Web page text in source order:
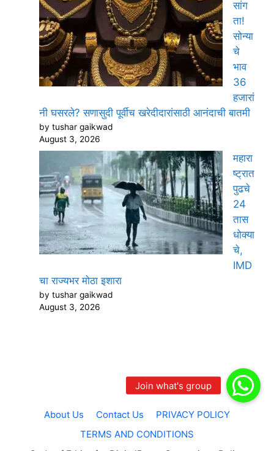
सांग
ता!
सोन्या
चे
भाव
36
हजारां
नी घसरले? सणासुदी पूर्वीच खरेदीदारांसाठी आनंदाची बातमी
by tushar gaikwad
August 3, 2026
महारा
ष्ट्रात
पुढचे
24
तास
धोक्या
चे,
IMD
चा राज्यभर मोठा इशारा
by tushar gaikwad
August 3, 2026
About Us Contact Us
PRIVACY POLICY
TERMS AND CONDITIONS